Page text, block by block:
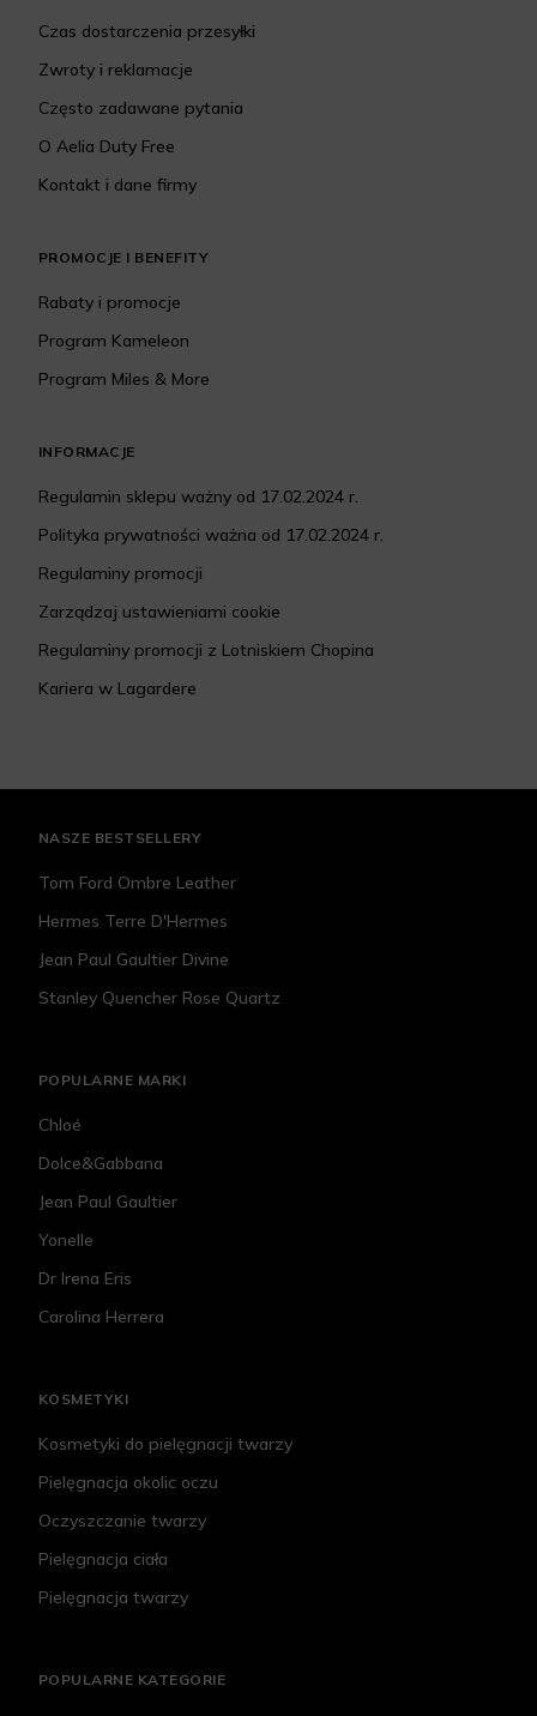
Czas dostarczenia przesyłki
Zwroty i reklamacje
Często zadawane pytania
O Aelia Duty Free
Kontakt i dane firmy
PROMOCJE I BENEFITY
Rabaty i promocje
Program Kameleon
Program Miles & More
INFORMACJE
Regulamin sklepu ważny od 17.02.2024 r.
Polityka prywatności ważna od 17.02.2024 r.
Regulaminy promocji
Zarządzaj ustawieniami cookie
Regulaminy promocji z Lotniskiem Chopina
Kariera w Lagardere
NASZE BESTSELLERY
Tom Ford Ombre Leather
Hermes Terre D'Hermes
Jean Paul Gaultier Divine
Stanley Quencher Rose Quartz
POPULARNE MARKI
Chloé
Dolce&Gabbana
Jean Paul Gaultier
Yonelle
Dr Irena Eris
Carolina Herrera
KOSMETYKI
Kosmetyki do pielęgnacji twarzy
Pielęgnacja okolic oczu
Oczyszczanie twarzy
Pielęgnacja ciała
Pielęgnacja twarzy
POPULARNE KATEGORIE